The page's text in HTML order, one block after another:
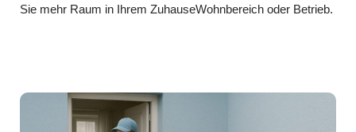
Sie mehr Raum in Ihrem ZuhauseWohnbereich oder Betrieb.